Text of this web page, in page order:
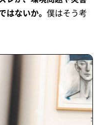
はないか。 僕はそう考